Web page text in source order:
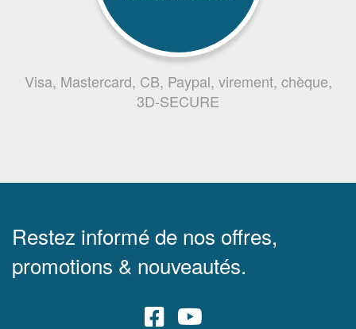
Visa, Mastercard, CB, Paypal, virement, chèque,
3D-SECURE
Restez informé de nos offres,
promotions & nouveautés.